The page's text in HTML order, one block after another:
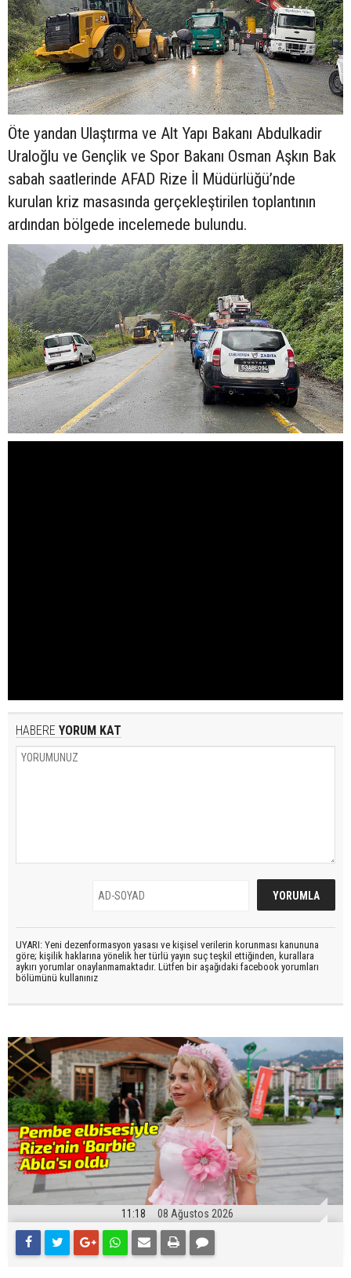
Öte yandan Ulaştırma ve Alt Yapı Bakanı Abdulkadir
Uraloğlu ve Gençlik ve Spor Bakanı Osman Aşkın Bak
sabah saatlerinde AFAD Rize İl Müdürlüğü’nde
kurulan kriz masasında gerçekleştirilen toplantının
ardından bölgede incelemede bulundu.
HABERE YORUM KAT
UYARI: Yeni dezenformasyon yasası ve kişisel verilerin korunması kanununa
göre; kişilik haklarına yönelik her türlü yayın suç teşkil ettiğinden, kurallara
aykırı yorumlar onaylanmamaktadır. Lütfen bir aşağıdaki facebook yorumları
bölümünü kullanınız
11:18 08 Ağustos 2026